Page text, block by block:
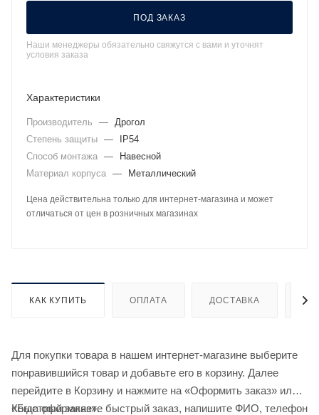
ПОД ЗАКАЗ
Наши менеджеры обязательно свяжутся с вами и уточнят
условия заказа
Характеристики
Производитель — Дрогол
Степень защиты —
IP54
Способ монтажа —
Навесной
Материал корпуса — Металлический
Цена действительна только для интернет-магазина и может
отличаться от цен в розничных магазинах
КАК КУПИТЬ ОПЛАТА ДОСТАВКА
Для покупки товара в нашем интернет-магазине выберите
понравившийся товар и добавьте его в корзину. Далее
перейдите в Корзину и нажмите на «Оформить заказ» или
«Быстрый заказ».
Когда оформляете быстрый заказ, напишите ФИО, телефон